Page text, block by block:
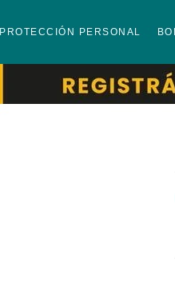
PROTECCIÓN PERSONAL